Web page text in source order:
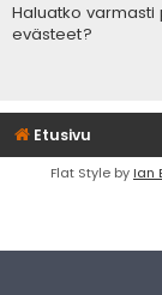
Haluatko
evästeet?
Etusivu
Flat Style by Ian